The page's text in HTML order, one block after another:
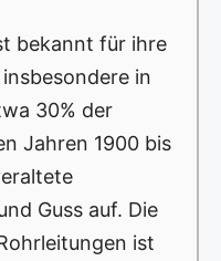
bekannt für ihre
in
30% der
Jahren 1900 bis
Guss auf. Die
ist